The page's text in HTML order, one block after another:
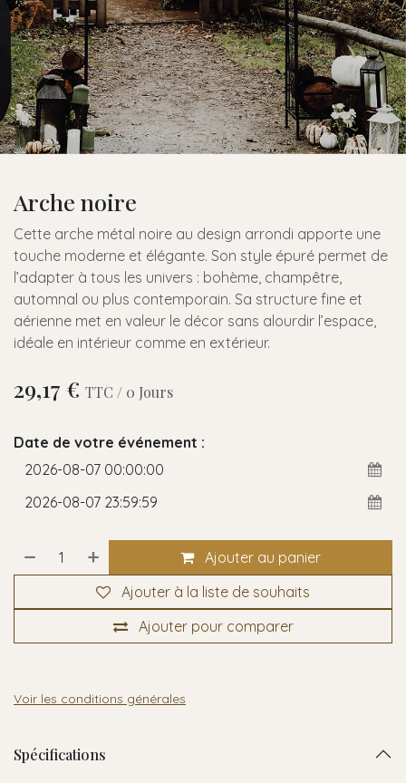
Arche noire
Cette arche métal noire au design arrondi apporte une
touche moderne et élégante. Son style épuré permet de
l’adapter à tous les univers : bohème, champêtre,
automnal ou plus contemporain. Sa structure fine et
aérienne met en valeur le décor sans alourdir l’espace,
idéale en intérieur comme en extérieur.
29,17 € TTC / 0 Jours
Date de votre événement :
Ajouter au panier
Ajouter pour comparer
Ajouter à la liste de souhaits
Voir les conditions générales
Spécifications